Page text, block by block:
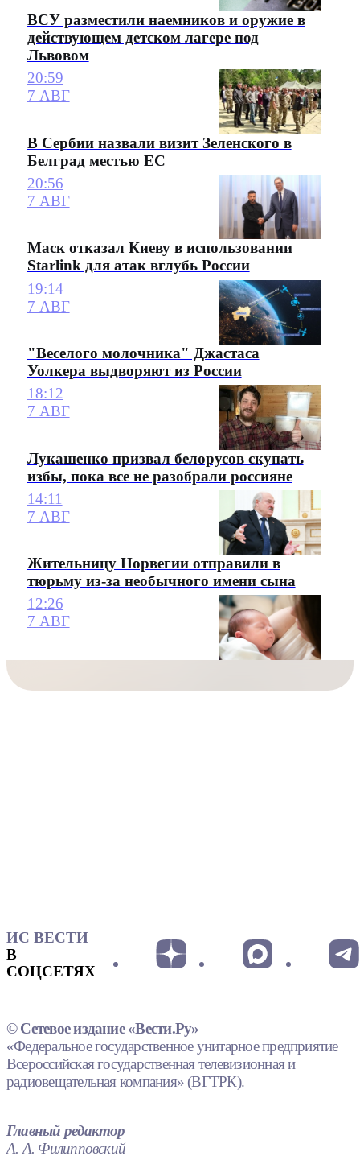
ВСУ разместили наемников и оружие в
действующем детском лагере под
Львовом
20:59
7 АВГ
В Сербии назвали визит Зеленского в
Белград местью ЕС
20:56
7 АВГ
Маск отказал Киеву в использовании
Starlink для атак вглубь России
19:14
7 АВГ
"Веселого молочника" Джастаса
Уолкера выдворяют из России
18:12
7 АВГ
Лукашенко призвал белорусов скупать
избы, пока все не разобрали россияне
14:11
7 АВГ
Жительницу Норвегии отправили в
тюрьму из-за необычного имени сына
12:26
7 АВГ
ИС ВЕСТИ
В
СОЦСЕТЯХ
© Сетевое издание «Вести.Ру»
«Федеральное государственное унитарное предприятие
Всероссийская государственная телевизионная и
радиовещательная компания» (ВГТРК).
Главный редактор
А. А. Филипповский